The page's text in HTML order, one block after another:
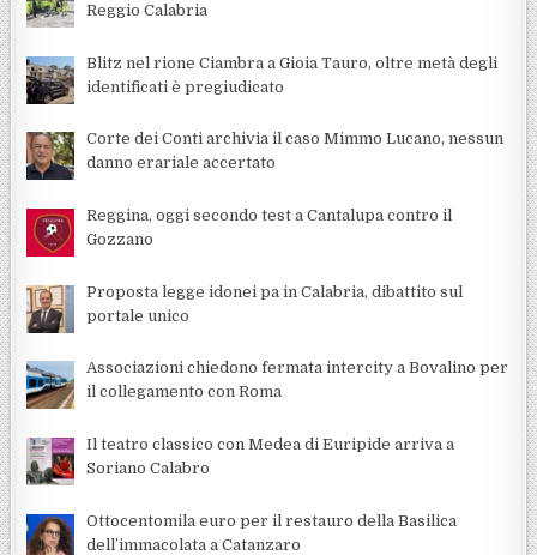
Reggio Calabria
Blitz nel rione Ciambra a Gioia Tauro, oltre metà degli
identificati è pregiudicato
Corte dei Conti archivia il caso Mimmo Lucano, nessun
danno erariale accertato
Reggina, oggi secondo test a Cantalupa contro il
Gozzano
Proposta legge idonei pa in Calabria, dibattito sul
portale unico
Associazioni chiedono fermata intercity a Bovalino per
il collegamento con Roma
Il teatro classico con Medea di Euripide arriva a
Soriano Calabro
Ottocentomila euro per il restauro della Basilica
dell’immacolata a Catanzaro